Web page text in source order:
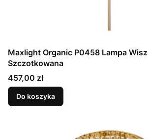
Maxlight Organic P0458 Lampa
Szczotkowana
Cena
457,00 zł
Do koszyka